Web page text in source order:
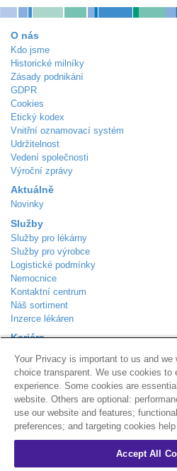
O nás
Kdo jsme
Historické milníky
Zásady podnikání
GDPR
Cookies
Etický kodex
Vnitřní oznamovací systém
Udržitelnost
Vedení společnosti
Výroční zprávy
Aktuálně
Novinky
Služby
Služby pro lékárny
Služby pro výrobce
Logistické podmínky
Nemocnice
Kontaktní centrum
Náš sortiment
Inzerce lékáren
Kariéra
Kontakt
Podle Trati 624/7
Praha 10 - Malešice
108 00
Zákaznická linka 800 310 101
Your Privacy is important to us and
choice transparent. We use cookies to
experience. Some cookies are
website. Others are optional:
use our website and features;
preferences; and targeting cookies
Accept All